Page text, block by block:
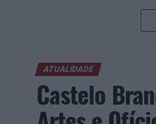
concelho no centro do
Apesar das
pelo italiano Luciano
Um dos momentos
Wawrinka ao Estoril,
torneios do Grand Slam.
ATUALIDADE
Castelo